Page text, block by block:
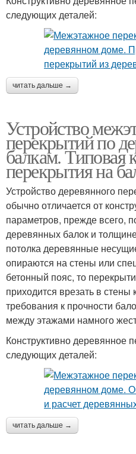
следующих деталей:
читать дальше →
Устройство
перекрытий по
балкам. Типовая
перекрытия на
Устройство деревянного
обычно отличается от
параметров, прежде всего,
деревянных балок и
потолка деревянные
опираются на стены или
бетонный пояс, то
приходится врезать в стены
требования к прочности
между этажами намного
Конструктивно деревянное
следующих деталей:
читать дальше →